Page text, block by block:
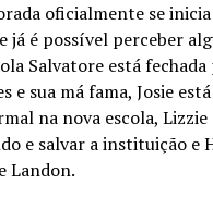
oficialmente se
é possível perceber
Salvatore está
e sua má fama, Josie
na nova escola,
e salvar a instituição e
Landon.